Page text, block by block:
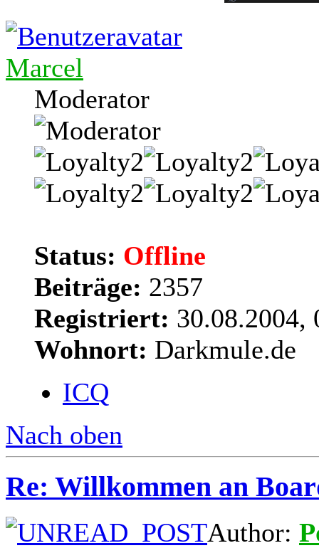
Marcel
Moderator
Status: Offline
Beiträge: 2357
Registriert: 30.08.2004,
Wohnort: Darkmule.de
ICQ
Nach oben
Re: Willkommen an
Author: